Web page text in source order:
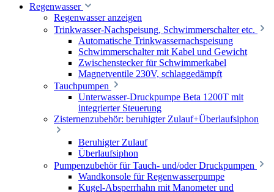
Regenwasser
Regenwasser anzeigen
Trinkwasser-Nachspeisung, Schwimmerschalter etc.
Automatische Trinkwassernachspeisung
Schwimmerschalter mit Kabel und Gewicht
Zwischenstecker für Schwimmerkabel
Magnetventile 230V, schlaggedämpft
Tauchpumpen
Unterwasser-Druckpumpe Beta 1200T mit
integrierter Steuerung
Zisternenzubehör: beruhigter Zulauf+Überlaufsiphon
Beruhigter Zulauf
Überlaufsiphon
Pumpenzubehör für Tauch- und/oder Druckpumpen
Wandkonsole für Regenwasserpumpe
Kugel-Absperrhahn mit Manometer und